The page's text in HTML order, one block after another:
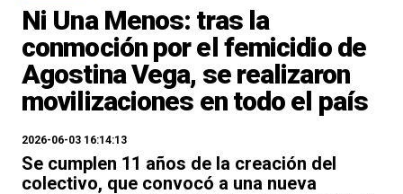
Ni Una Menos: tras la
conmoción por el femicidio de
Agostina Vega, se realizaron
movilizaciones en todo el país
2026-06-03 16:14:13
Se cumplen 11 años de la creación del
colectivo, que convocó a una nueva